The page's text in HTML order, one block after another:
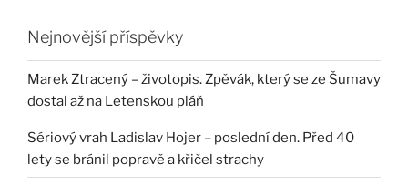
Nejnovější příspěvky
Marek Ztracený – životopis. Zpěvák, který se ze Šumavy
dostal až na Letenskou pláň
Sériový vrah Ladislav Hojer – poslední den. Před 40
lety se bránil popravě a křičel strachy